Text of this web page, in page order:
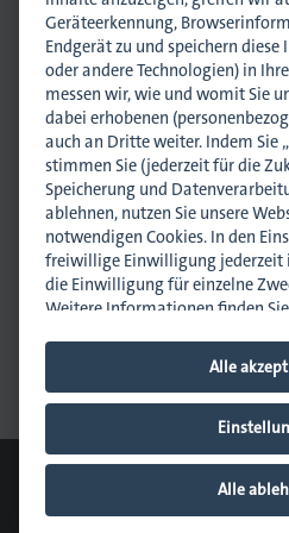
Gedruckt.
Dr. Alexander Lägeler
Geschäftsführer
a.laegeler@dmpi-bw.de
0711 45044-11
0170 2212122
© 2026 dmpi
Impressum Sitemap
Geräteerkennung,
Endgerät zu und speichern
oder andere Technologien) in
messen wir, wie und womit Sie
dabei erhobenen
auch an Dritte weiter. Indem Sie
stimmen Sie (jederzeit für die
Speicherung und
ablehnen, nutzen Sie unsere
notwendigen Cookies. In den
freiwillige Einwilligung jederzeit
die Einwilligung für einzelne
Weitere Informationen finden
Hinweis zur Verarbeitung Ihrer
erhobenen Daten in den USA:
dass bezogen auf einzelne
Verarbeitung Ihrer Daten in den
einem nach EU-Standards
Datenschutzniveau
Alle
Alle